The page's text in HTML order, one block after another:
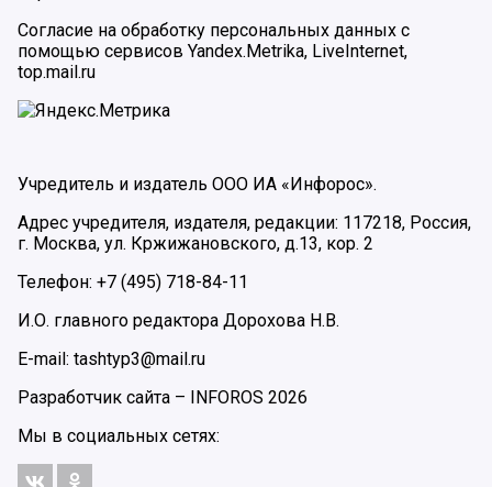
Согласие на обработку персональных данных с
помощью сервисов Yandex.Metrika, LiveInternet,
top.mail.ru
Учредитель и издатель ООО ИА «Инфорос».
Адрес учредителя, издателя, редакции: 117218, Россия,
г. Москва, ул. Кржижановского, д.13, кор. 2
Телефон: +7 (495) 718-84-11
И.О. главного редактора Дорохова Н.В.
E-mail: tashtyp3@mail.ru
Разработчик сайта – INFOROS 2026
Мы в социальных сетях: